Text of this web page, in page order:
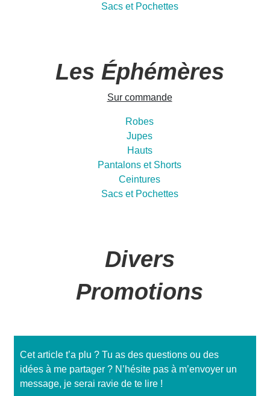
Sacs et Pochettes
Les Éphémères
Sur commande
Robes
Jupes
Hauts
Pantalons et Shorts
Ceintures
Sacs et Pochettes
Divers
Promotions
Cet article t’a plu ? Tu as des questions ou des
idées à me partager ? N’hésite pas à m’envoyer un
message, je serai ravie de te lire !